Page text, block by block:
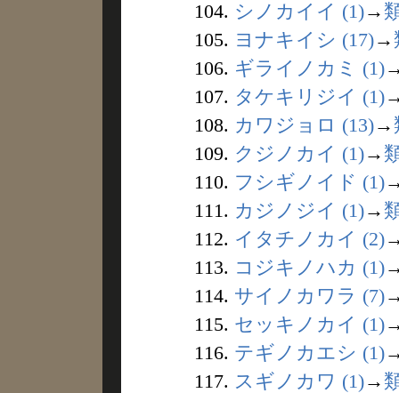
104. シノカイイ (1)→
105. ヨナキイシ (17)→
106. ギライノカミ (1)
107. タケキリジイ (1)
108. カワジョロ (13)→
109. クジノカイ (1)→
110. フシギノイド (1)
111. カジノジイ (1)→
112. イタチノカイ (2)
113. コジキノハカ (1)
114. サイノカワラ (7)
115. セッキノカイ (1)
116. テギノカエシ (1)
117. スギノカワ (1)→